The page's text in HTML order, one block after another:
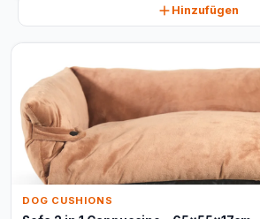
Hinzufügen
DOG CUSHIONS